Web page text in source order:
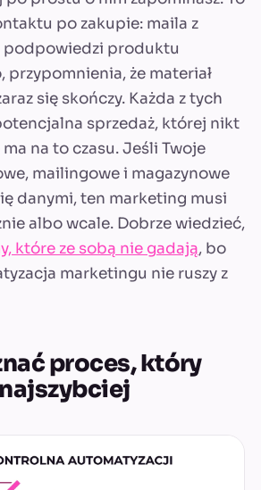
po zakupie: maila z
podpowiedzi produktu
przypomnienia, że materiał
się skończy. Każda z tych
sprzedaż, której nikt
na to czasu. Jeśli Twoje
mailingowe i magazynowe
danymi, ten marketing musi
albo wcale. Dobrze wiedzieć,
które ze sobą nie gadają, bo
marketingu nie ruszy z
proces, który